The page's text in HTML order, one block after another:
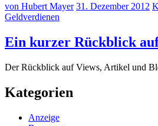
von Hubert Mayer 31. Dezember 2012
Geldverdienen
Ein kurzer Rückblick
Der Rückblick auf Views, Artikel und
Kategorien
Anzeige